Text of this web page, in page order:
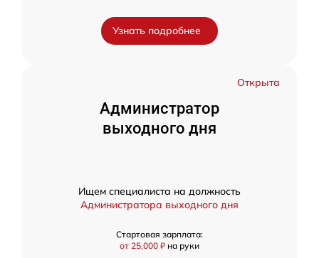
Узнать подробнее
Открыта
Администратор
выходного дня
Ищем специалиста на должность
Администратора выходного дня
Стартовая зарплата:
от 25,000 ₽ на руки